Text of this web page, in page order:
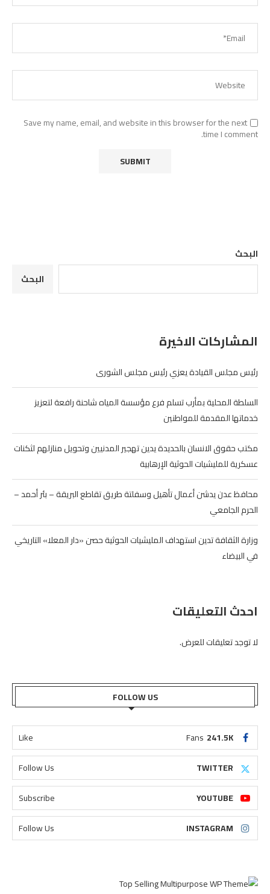
Save my name, email, and website in this browser for the next
time I comment.
البحث
البحث
المشاركات الاخيرة
رئيس مجلس القيادة يعزي رئيس مجلس الشورى
السلطة المحلية بمأرب تسلم فرع مؤسسة المياه شاحنة رافعة لتعزيز
خدماتها المقدمة للمواطنين
مكتب حقوق الانسان بالحديدة يدين تهجير المدنيين وتحويل منازلهم لثكنات
عسكرية للمليشيات الحوثية الإرهابية
محافظ عدن يدشن أعمال تأهيل وسفلتة طريق تقاطع البريقة – بئر أحمد –
الحرم الجامعي
وزارة الثقافة تدين استهداف المليشيات الحوثية حصن «دار المعلا» التاريخي
في البيضاء
احدث التعليقات
لا توجد تعليقات للعرض.
FOLLOW US
241.5K
Fans
Like
TWITTER
Follow Us
YOUTUBE
Subscribe
INSTAGRAM
Follow Us